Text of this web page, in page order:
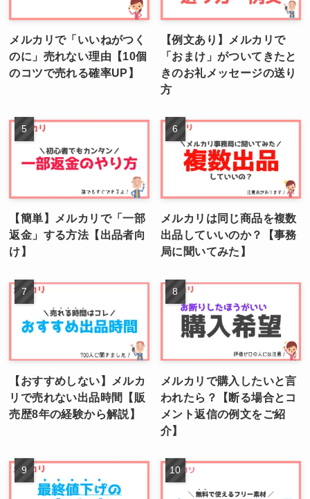
メルカリで「いいねがつく
のに」売れない理由【10個
のコツで売れる確率UP】
【例文あり】メルカリで
「おまけ」がついてきたと
きのお礼メッセージの送り
方
【簡単】メルカリで「一部
返金」する方法【出品者向
け】
メルカリは同じ商品を複数
出品していいのか？【事務
局に聞いてみた】
【おすすめしない】メルカ
リで売れない出品時間【販
売歴8年の経験から解説】
メルカリで購入したいと言
われたら？【断る場合とコ
メント返信の例文をご紹
介】